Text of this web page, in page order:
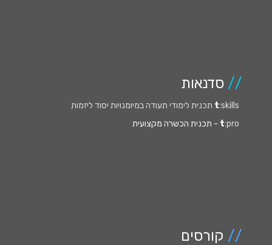
// סדנאות
t:skills תכנית לימודי תעודה במיומנויות יסוד ליזמות
t:pro - תכנית הכשרה מקצועית
// קורסים